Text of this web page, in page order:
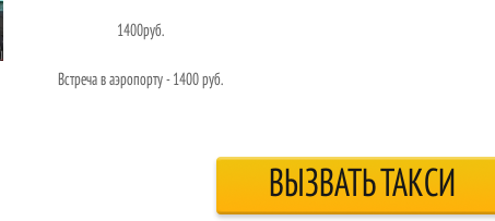
1400руб.
Встреча в аэропорту - 1400 руб.
ВЫЗВАТЬ ТАКСИ